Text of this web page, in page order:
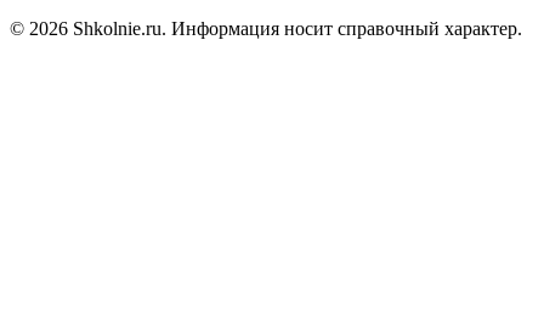
© 2026 Shkolnie.ru. Информация носит справочный характер.